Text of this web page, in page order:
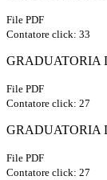
File PDF
Contatore click: 33
GRADUATORIA
File PDF
Contatore click: 27
GRADUATORIA
File PDF
Contatore click: 27